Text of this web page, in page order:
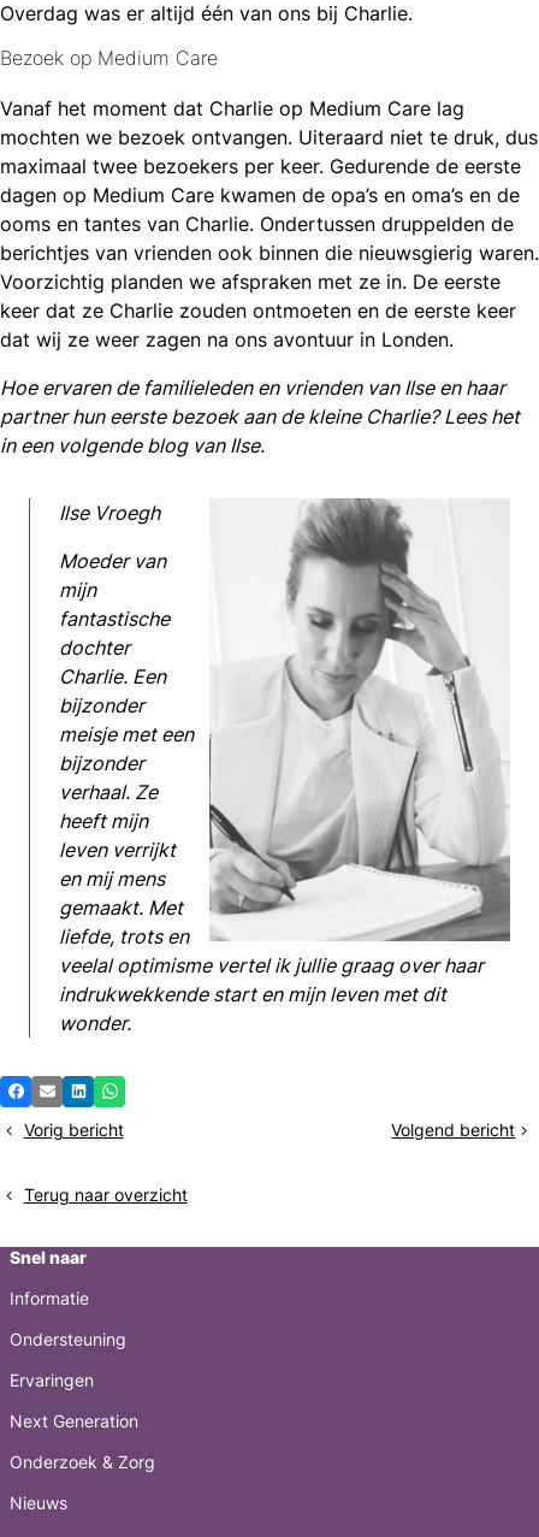
Overdag was er altijd één van ons bij Charlie.
Bezoek op Medium Care
Vanaf het moment dat Charlie op Medium Care lag
mochten we bezoek ontvangen. Uiteraard niet te druk, dus
maximaal twee bezoekers per keer. Gedurende de eerste
dagen op Medium Care kwamen de opa’s en oma’s en de
ooms en tantes van Charlie. Ondertussen druppelden de
berichtjes van vrienden ook binnen die nieuwsgierig waren.
Voorzichtig planden we afspraken met ze in. De eerste
keer dat ze Charlie zouden ontmoeten en de eerste keer
dat wij ze weer zagen na ons avontuur in Londen.
Hoe ervaren de familieleden en vrienden van Ilse en haar
partner hun eerste bezoek aan de kleine Charlie? Lees het
in een volgende blog van Ilse.
Ilse Vroegh
Moeder van
mijn
fantastische
dochter
Charlie. Een
bijzonder
meisje met een
bijzonder
verhaal. Ze
heeft mijn
leven verrijkt
en mij mens
gemaakt. Met
liefde, trots en
veelal optimisme vertel ik jullie graag over haar
indrukwekkende start en mijn leven met dit
wonder.
Deel
bericht
Facebook
E-mailLinkedInWhatsapp
Vorig bericht
Diepe
Volgend bericht
Iedere
Terug naar overzicht
Snel naar
Informatie
Ondersteuning
Ervaringen
Next Generation
Onderzoek & Zorg
Nieuws